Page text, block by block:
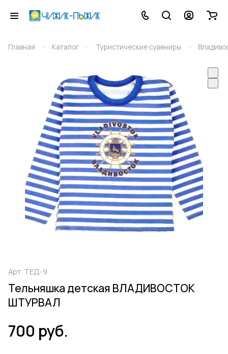
Главная – Каталог – Туристические сувениры –
Арт. ТЕД-9
Тельняшка детская ВЛАДИВОСТОК
ШТУРВАЛ
700 руб.